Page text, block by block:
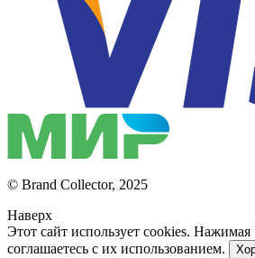
© Brand Collector, 2025
Наверх
Этот сайт использует cookies.
соглашаетесь с их использованием.